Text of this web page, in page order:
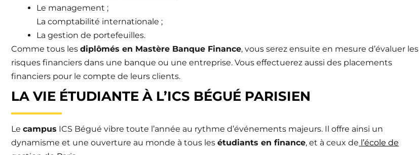
Le management ;
La comptabilité internationale ;
La gestion de portefeuilles.
Comme tous les diplômés en Mastère Banque Finance, vous serez ensuite en mesure d’évaluer les
risques financiers dans une banque ou une entreprise. Vous effectuerez aussi des placements
financiers pour le compte de leurs clients.
LA VIE ÉTUDIANTE À L’ICS BÉGUÉ PARISIEN
Le campus ICS Bégué vibre toute l’année au rythme d’événements majeurs. Il offre ainsi un
dynamisme et une ouverture au monde à tous les étudiants en finance, et à ceux de l’école de